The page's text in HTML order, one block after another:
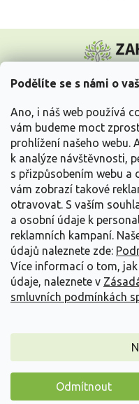
Podělíte se s námi o
Ano, i náš web používá
vám budeme moct
prohlížení našeho webu.
k analýze návštěvnosti,
s přizpůsobením webu a
vám zobrazí takové
otravovat. S vaším
a osobní údaje k
reklamních kampaní.
údajů naleznete zde:
Více informací o tom,
údaje, naleznete v
smluvních podmínkách
Odmítnout
p
Vše o nákupu
Informace pro Vás
Kontakujte nás
Copyright 2026